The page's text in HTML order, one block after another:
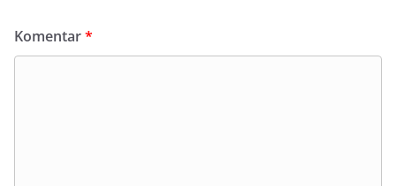
Komentar*